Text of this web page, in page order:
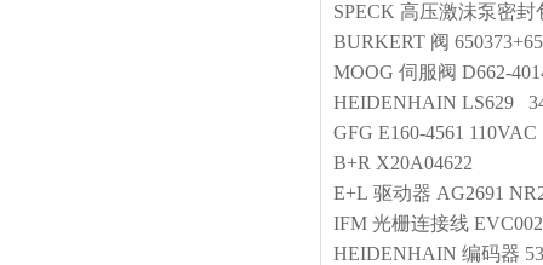
SPECK 高压激沬泵密封
BURKERT 阀
MOOG 伺服阀 D662-
HEIDENHAIN LS629
GFG E160-4561 110VAC
B+R X20A04622
E+L 驱动器 AG2691
IFM 光栅连接线 EVC002
HEIDENHAIN 编码器